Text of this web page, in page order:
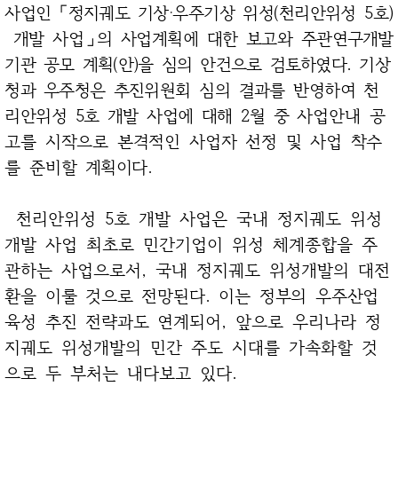
사업인 「정지궤도 기상‧우주기상 위성(천리안위성 5호)
개발 사업」의 사업계획에 대한 보고와 주관연구개발
기관 공모 계획(안)을 심의 안건으로 검토하였다. 기상
청과 우주청은추진위원회 심의 결과를 반영하여 천
리안위성 5호 개발 사업에 대해 2월 중사업안내 공
고를 시작으로 본격적인 사업자 선정 및 사업 착수
를 준비할계획이다.
천리안위성 5호 개발 사업은 국내 정지궤도 위성
개발 사업 최초로 민간기업이 위성 체계종합을 주
관하는 사업으로서, 국내 정지궤도 위성개발의 대전
환을 이룰 것으로 전망된다. 이는 정부의 우주산업
육성 추진 전략과도 연계되어, 앞으로 우리나라 정
지궤도 위성개발의 민간 주도 시대를 가속화할 것
으로 두 부처는 내다보고 있다.